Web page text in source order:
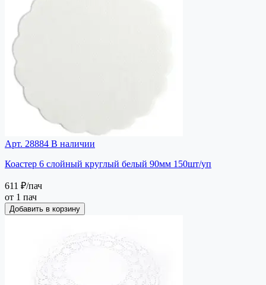
Арт. 28884 В наличии
Коастер 6 слойный круглый белый 90мм 150шт/уп
611 ₽/пач
от 1 пач
Добавить в корзину